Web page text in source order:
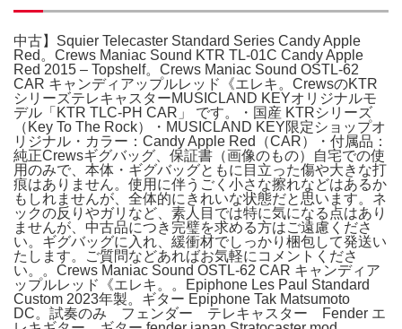
中古】Squier Telecaster Standard Series Candy Apple
Red。Crews Maniac Sound KTR TL-01C Candy Apple
Red 2015 – Topshelf。Crews Maniac Sound OSTL-62
CAR キャンディアップルレッド《エレキ。CrewsのKTR
シリーズテレキャスターMUSICLAND KEYオリジナルモ
デル「KTR TLC-PH CAR」 です。・国産 KTRシリーズ
（Key To The Rock）・MUSICLAND KEY限定ショップオ
リジナル・カラー：Candy Apple Red（CAR）・付属品：
純正Crewsギグバッグ、保証書（画像のもの）自宅での使
用のみで、本体・ギグバッグともに目立った傷や大きな打
痕はありません。使用に伴うごく小さな擦れなどはあるか
もしれませんが、全体的にきれいな状態だと思います。ネ
ックの反りやガリなど、素人目では特に気になる点はあり
ませんが、中古品につき完璧を求める方はご遠慮くださ
い。ギグバッグに入れ、緩衝材でしっかり梱包して発送い
たします。ご質問などあればお気軽にコメントくださ
い。。Crews Maniac Sound OSTL-62 CAR キャンディア
ップルレッド《エレキ。。Epiphone Les Paul Standard
Custom 2023年製。ギター Epiphone Tak Matsumoto
DC。試奏のみ フェンダー テレキャスター Fender エ